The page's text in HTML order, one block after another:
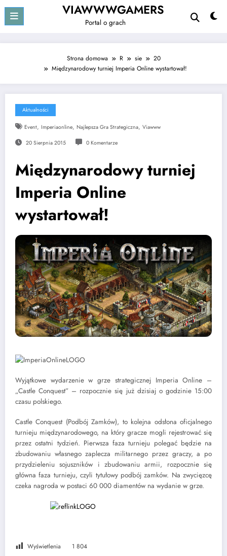
treści
VIAWWWGAMERS
Portal o grach
Strona domowa R sie
20
Międzynarodowy turniej Imperia Online wystartował!
Aktualności
Event, Imperiaonline, Najlepsza Gra Strategiczna, Viawww
20 Sierpnia 2015 0 Komentarze
Międzynarodowy turniej
Imperia Online
wystartował!
Wyjątkowe wydarzenie w grze strategicznej Imperia Online –
„Castle Conquest” – rozpocznie się już dzisiaj o godzinie 15:00
czasu polskiego.
Castle Conquest (Podbój Zamków), to kolejna odsłona oficjalnego
turnieju międzynarodowego, na który gracze mogli rejestrować się
przez ostatni tydzień. Pierwsza faza turnieju polegać będzie na
zbudowaniu własnego zaplecza militarnego przez graczy, a po
przydzieleniu sojuszników i zbudowaniu armii, rozpocznie się
główna faza turnieju, czyli tytułowy podbój zamków. Na zwycięzcę
czeka nagroda w postaci 60 000 diamentów na wydanie w grze.
Wyświetlenia 1 804